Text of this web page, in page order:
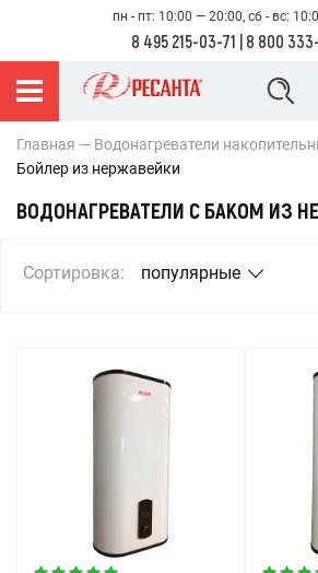
пн - пт: 10:00 — 20:00, сб - вс:
8 495 215-03-71 | 8 800
Главная
Водонагреватели
Бойлер из нержавейки
ВОДОНАГРЕВАТЕЛИ С БАКОМ ИЗ
Сортировка: популярные